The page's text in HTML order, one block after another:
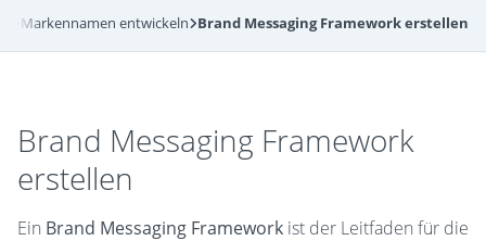
Markennamen entwickeln Brand Messaging Framework erstellen
Brand Messaging Framework
erstellen
Ein Brand Messaging Framework ist der Leitfaden für die